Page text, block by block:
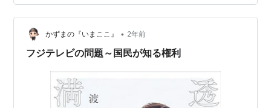
号表示サービス（ナンバー・ディスプレイ）が始まった
のは1997年であり (非通知電話はなぜかかってくるのか?
着信拒否設定方法や電話に出た際の対処法 | Biz
Magazine)、それ以前は番号が表示されないのが当たり
かずまの『いまここ』 • 2年前
フジテレビの問題～国民が知る権利